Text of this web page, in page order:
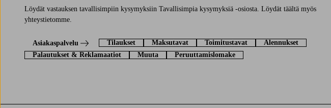
Löydät vastauksen tavallisimpiin kysymyksiin Tavallisimpia kysymyksiä -osiosta. Löydät täältä myös
yhteystietomme.
Asiakaspalvelu Tilaukset Maksutavat Toimitustavat
Alennukset
Palautukset & Reklamaatiot
Muuta Peruuttamislomake